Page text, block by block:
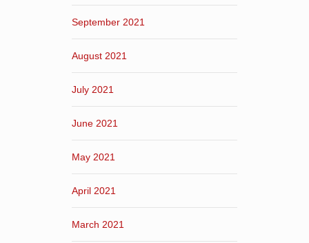
September 2021
August 2021
July 2021
June 2021
May 2021
April 2021
March 2021